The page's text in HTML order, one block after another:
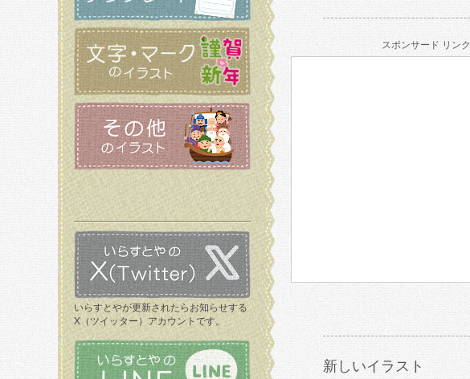
いらすとやが更新されたらお知らせする
X（ツイッター）アカウントです。
スポンサード リンク
新しいイラスト